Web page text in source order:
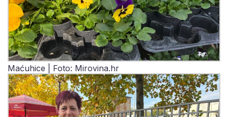
Maćuhice | Foto: Mirovina.hr